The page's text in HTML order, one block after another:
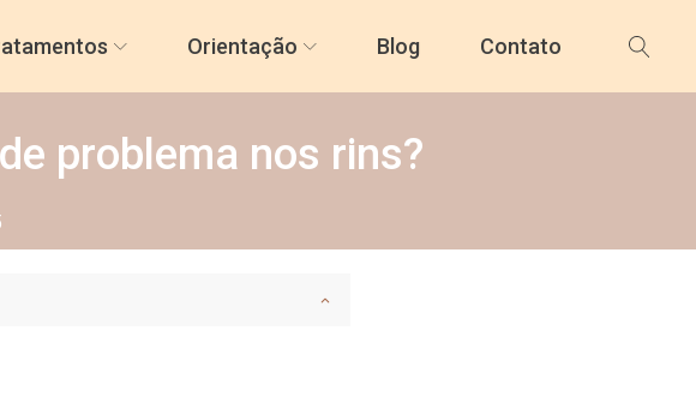
Orientação Blog Contato
problema nos rins?